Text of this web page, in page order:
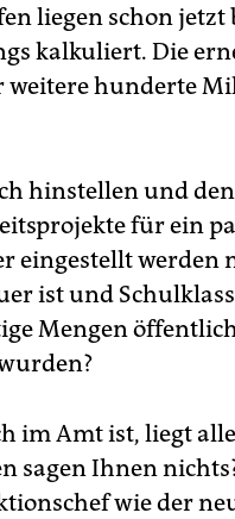
liegen schon
kalkuliert. Die
hunderte
hinstellen und
für ein
eingestellt werden
ist und
Mengen
im Amt ist, liegt
sagen Ihnen
wie der